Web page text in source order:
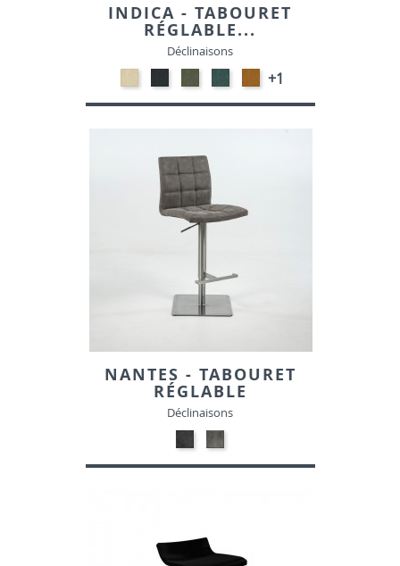
INDICA - TABOURET
RÉGLABLE...
Déclinaisons
VELOURSVELOURSHUNTER-
VELOURS
PETROL-
VELOURS
GOLD
-
VELOURS
+1
NANTES - TABOURET
RÉGLABLE
Déclinaisons
NOIR
TACHETE-
05-
GRIS
TACHETE-